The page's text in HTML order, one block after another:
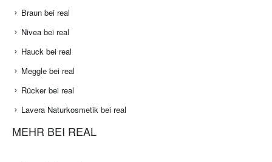
Braun bei real
Nivea bei real
Hauck bei real
Meggle bei real
Rücker bei real
Lavera Naturkosmetik bei real
MEHR BEI REAL